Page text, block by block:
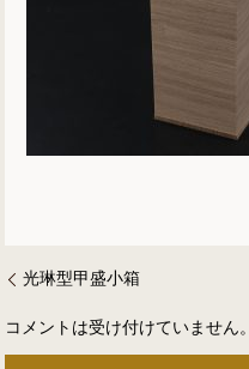
光琳型甲盛小箱
コメントは受け付けていません。